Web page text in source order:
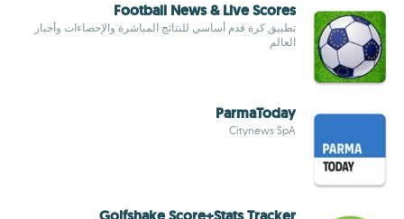
Football News & Live Scores
تطبيق كرة قدم أساسي للنتائج المباشرة والإحصاءات وأخبار
العالم
ParmaToday
Citynews SpA